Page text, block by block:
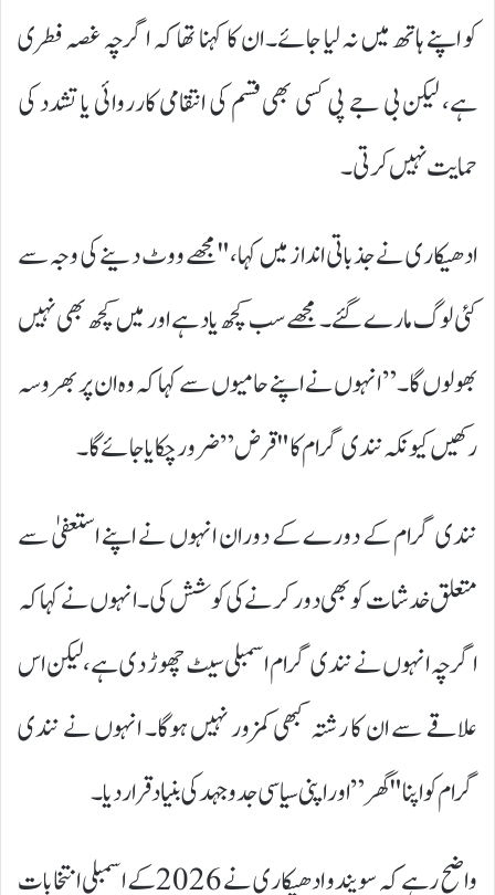
کو اپنے ہاتھ میں نہ لیا جائے۔ ان کا کہنا تھا کہ اگرچہ غصہ فطری
ہے، لیکن بی جے پی کسی بھی قسم کی انتقامی کارروائی یا تشدد کی
حمایت نہیں کرتی۔
ادھیکاری نے جذباتی انداز میں کہا، "مجھے ووٹ دینے کی وجہ سے
کئی لوگ مارے گئے۔ مجھے سب کچھ یاد ہے اور میں کچھ بھی نہیں
بھولوں گا۔” انہوں نے اپنے حامیوں سے کہا کہ وہ ان پر بھروسہ
رکھیں کیونکہ نندی گرام کا "قرض” ضرور چکایا جائے گا۔
نندی گرام کے دورے کے دوران انہوں نے اپنے استعفیٰ سے
متعلق خدشات کو بھی دور کرنے کی کوشش کی۔ انہوں نے کہا کہ
اگرچہ انہوں نے نندی گرام اسمبلی سیٹ چھوڑ دی ہے، لیکن اس
علاقے سے ان کا رشتہ کبھی کمزور نہیں ہوگا۔ انہوں نے نندی
گرام کو اپنا "گھر” اور اپنی سیاسی جدوجہد کی بنیاد قرار دیا۔
واضح رہے کہ سویندو ادھیکاری نے 2026 کے اسمبلی انتخابات